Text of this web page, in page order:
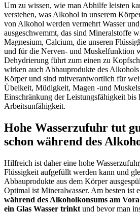
Um zu wissen, wie man Abhilfe leisten
verstehen, was Alkohol in unserem
von Alkohol werden vermehrt Wasser
ausgeschwemmt, das sind Mineralstoffe
Magnesium, Calcium, die unseren
und für die Nerven- und Muskelfunktion
Dehydrierung führt zum einen zu
wirken auch Abbauprodukte des
Körper und sind mitverantwortlich für
Übelkeit, Müdigkeit, Magen -und
Einschränkung der Leistungsfähigkeit bis
Arbeitsunfähigkeit.
Hohe Wasserzufuhr tut
schon während des
Hilfreich ist daher eine hohe
Flüssigkeit aufgefüllt werden kann und
Abbauprodukte aus dem Körper
Optimal ist Mineralwasser. Am besten ist
während des Alkoholkonsums am
ein Glas Wasser trinkt und bevor man